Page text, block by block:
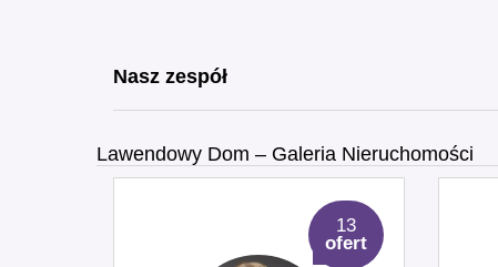
Nasz zespół
Lawendowy Dom – Galeria Nieruchomości
13
ofert